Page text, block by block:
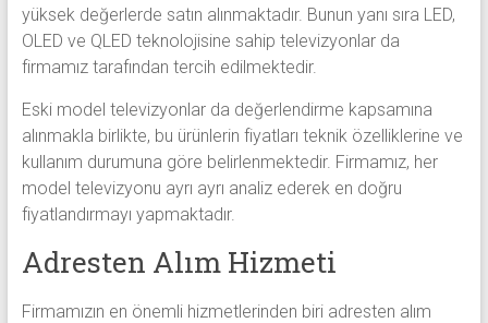
yüksek değerlerde satın alınmaktadır. Bunun yanı sıra LED,
OLED ve QLED teknolojisine sahip televizyonlar da
firmamız tarafından tercih edilmektedir.
Eski model televizyonlar da değerlendirme kapsamına
alınmakla birlikte, bu ürünlerin fiyatları teknik özelliklerine ve
kullanım durumuna göre belirlenmektedir. Firmamız, her
model televizyonu ayrı ayrı analiz ederek en doğru
fiyatlandırmayı yapmaktadır.
Adresten Alım Hizmeti
Firmamızın en önemli hizmetlerinden biri adresten alım